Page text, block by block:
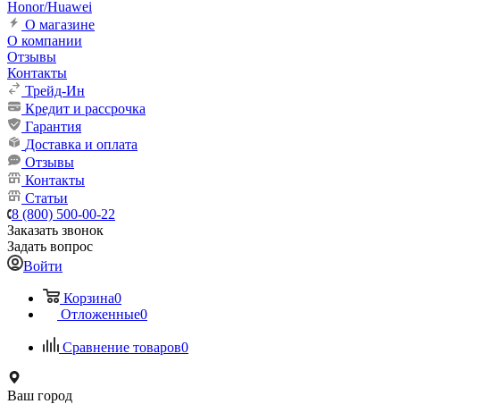
Honor/Huawei
О магазине
О компании
Отзывы
Контакты
Трейд-Ин
Кредит и рассрочка
Гарантия
Доставка и оплата
Отзывы
Контакты
Статьи
8 (800) 500-00-22
Заказать звонок
Задать вопрос
Войти
Корзина0
Отложенные0
Сравнение товаров0
Ваш город